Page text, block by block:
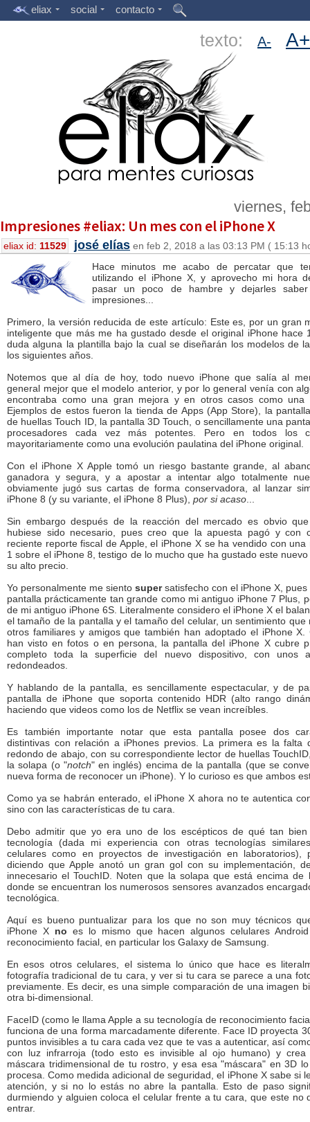
eliax social contacto
texto: A- A+
viernes,
Impresiones #eliax: Un mes con el iPhone X
eliax id: 11529 josé elías en feb 2, 2018 a las 03:13 PM ( 15:13
Hace minutos me acabo de percatar que
utilizando el iPhone X, y aprovecho mi hora
pasar un poco de hambre y dejarles
impresiones...
Primero, la versión reducida de este artículo: Este es, por un gran
inteligente que más me ha gustado desde el original iPhone hace
duda alguna la plantilla bajo la cual se diseñarán los modelos de
los siguientes años.
Notemos que al día de hoy, todo nuevo iPhone que salía al
general mejor que el modelo anterior, y por lo general venía con
encontraba como una gran mejora y en otros casos como una
Ejemplos de estos fueron la tienda de Apps (App Store), la
de huellas Touch ID, la pantalla 3D Touch, o sencillamente una
procesadores cada vez más potentes. Pero en todos los
mayoritariamente como una evolución paulatina del iPhone original.
Con el iPhone X Apple tomó un riesgo bastante grande, al
ganadora y segura, y a apostar a intentar algo totalmente
obviamente jugó sus cartas de forma conservadora, al lanzar
iPhone 8 (y su variante, el iPhone 8 Plus), por si acaso
Sin embargo después de la reacción del mercado es obvio
hubiese sido necesario, pues creo que la apuesta pagó y con
reciente reporte fiscal de Apple, el iPhone X se ha vendido con
1 sobre el iPhone 8, testigo de lo mucho que ha gustado este
su alto precio.
Yo personalmente me siento supersatisfecho con el iPhone X,
pantalla prácticamente tan grande como mi antiguo iPhone 7 Plus,
de mi antiguo iPhone 6S. Literalmente considero el iPhone X el
el tamaño de la pantalla y el tamaño del celular, un sentimiento que
otros familiares y amigos que también han adoptado el iPhone X.
han visto en fotos o en persona, la pantalla del iPhone X cubre
completo toda la superficie del nuevo dispositivo, con unos
redondeados.
Y hablando de la pantalla, es sencillamente espectacular, y de
pantalla de iPhone que soporta contenido HDR (alto rango
haciendo que videos como los de Netflix se vean increíbles.
Es también importante notar que esta pantalla posee dos
distintivas con relación a iPhones previos. La primera es la falta
redondo de abajo, con su correspondiente lector de huellas
la solapa (o "notch" en inglés) encima de la pantalla (que se
nueva forma de reconocer un iPhone). Y lo curioso es que ambos
Como ya se habrán enterado, el iPhone X ahora no te autentica
sino con las características de tu cara.
Debo admitir que yo era uno de los escépticos de qué tan bien
tecnología (dada mi experiencia con otras tecnologías
celulares como en proyectos de investigación en laboratorios),
diciendo que Apple anotó un gran gol con su implementación,
innecesario el TouchID. Noten que la solapa que está encima de
donde se encuentran los numerosos sensores avanzados
tecnológica.
Aquí es bueno puntualizar para los que no son muy técnicos
iPhone X no es lo mismo que hacen algunos celulares
reconocimiento facial, en particular los Galaxy de Samsung.
En esos otros celulares, el sistema lo único que hace es
fotografía tradicional de tu cara, y ver si tu cara se parece a una
previamente. Es decir, es una simple comparación de una imagen
otra bi-dimensional.
FaceID (como le llama Apple a su tecnología de reconocimiento
funciona de una forma marcadamente diferente. Face ID proyecta
puntos invisibles a tu cara cada vez que te vas a autenticar, así
con luz infrarroja (todo esto es invisible al ojo humano) y crea
máscara tridimensional de tu rostro, y esa esa "máscara" en 3D
procesa. Como medida adicional de seguridad, el iPhone X sabe si
atención, y si no lo estás no abre la pantalla. Esto de paso
durmiendo y alguien coloca el celular frente a tu cara, que este no
entrar.